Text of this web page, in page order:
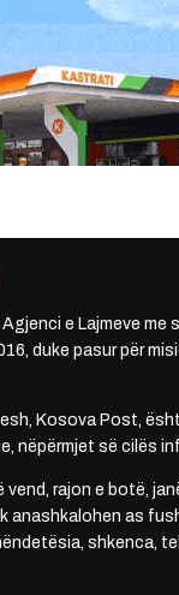
e Lajmeve me
duke pasur për
Kosova Post,
nëpërmjet së cilës
vend, rajon e botë,
anashkalohen as
shkenca,